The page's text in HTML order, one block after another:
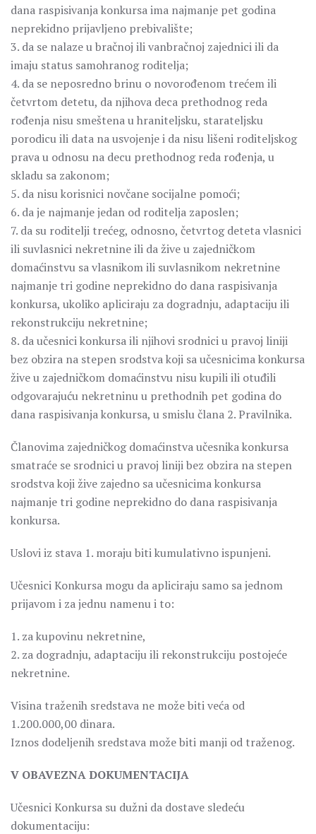
dana raspisivanja konkursa ima najmanje pet godina
neprekidno prijavljeno prebivalište;
3. da se nalaze u bračnoj ili vanbračnoj zajednici ili da
imaju status samohranog roditelja;
4. da se neposredno brinu o novorođenom trećem ili
četvrtom detetu, da njihova deca prethodnog reda
rođenja nisu smeštena u hraniteljsku, starateljsku
porodicu ili data na usvojenje i da nisu lišeni roditeljskog
prava u odnosu na decu prethodnog reda rođenja, u
skladu sa zakonom;
5. da nisu korisnici novčane socijalne pomoći;
6. da je najmanje jedan od roditelja zaposlen;
7. da su roditelji trećeg, odnosno, četvrtog deteta vlasnici
ili suvlasnici nekretnine ili da žive u zajedničkom
domaćinstvu sa vlasnikom ili suvlasnikom nekretnine
najmanje tri godine neprekidno do dana raspisivanja
konkursa, ukoliko apliciraju za dogradnju, adaptaciju ili
rekonstrukciju nekretnine;
8. da učesnici konkursa ili njihovi srodnici u pravoj liniji
bez obzira na stepen srodstva koji sa učesnicima konkursa
žive u zajedničkom domaćinstvu nisu kupili ili otuđili
odgovarajuću nekretninu u prethodnih pet godina do
dana raspisivanja konkursa, u smislu člana 2. Pravilnika.
Članovima zajedničkog domaćinstva učesnika konkursa
smatraće se srodnici u pravoj liniji bez obzira na stepen
srodstva koji žive zajedno sa učesnicima konkursa
najmanje tri godine neprekidno do dana raspisivanja
konkursa.
Uslovi iz stava 1. moraju biti kumulativno ispunjeni.
Učesnici Konkursa mogu da apliciraju samo sa jednom
prijavom i za jednu namenu i to:
1. za kupovinu nekretnine,
2. za dogradnju, adaptaciju ili rekonstrukciju postojeće
nekretnine.
Visina traženih sredstava ne može biti veća od
1.200.000,00 dinara.
Iznos dodeljenih sredstava može biti manji od traženog.
V OBAVEZNA DOKUMENTACIJA
Učesnici Konkursa su dužni da dostave sledeću
dokumentaciju: